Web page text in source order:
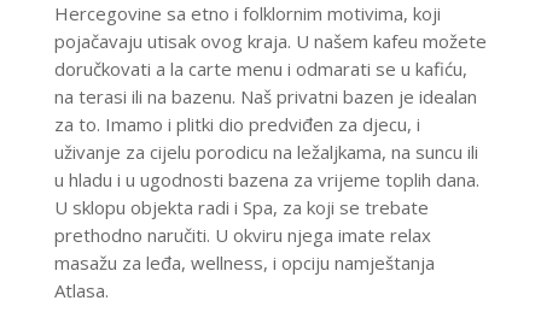
Hercegovine sa etno i folklornim motivima, koji
pojačavaju utisak ovog kraja. U našem kafeu možete
doručkovati a la carte menu i odmarati se u kafiću,
na terasi ili na bazenu. Naš privatni bazen je idealan
za to. Imamo i plitki dio predviđen za djecu, i
uživanje za cijelu porodicu na ležaljkama, na suncu ili
u hladu i u ugodnosti bazena za vrijeme toplih dana.
U sklopu objekta radi i Spa, za koji se trebate
prethodno naručiti. U okviru njega imate relax
masažu za leđa, wellness, i opciju namještanja
Atlasa.